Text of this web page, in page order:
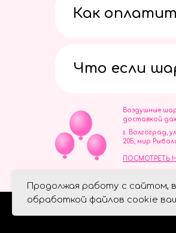
Продолжая работу с сайтом,
обработкой файлов cookie
Как
Что если
Воздушные
доставкой
г. Волгоград,
20Б, мир
ПОСМОТРЕТЬ
ИНН 344110093739
Политика